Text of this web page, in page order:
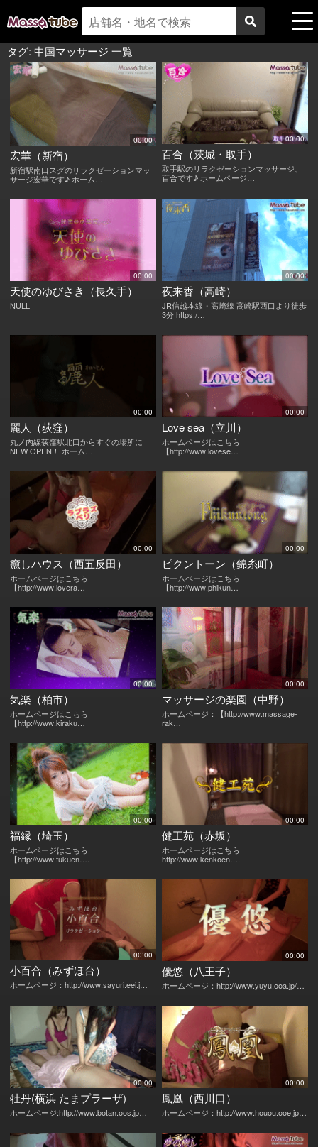
タグ: 中国マッサージ 一覧
00:00
宏華（新宿）
新宿駅南口スグのリラクゼーションマッ
サージ宏華です♪ ホーム…
00:00
百合（茨城・取手）
取手駅のリラクゼーションマッサージ、
百合です♪ ホームページ…
00:00
天使のゆびさき（長久手）
NULL
00:00
夜来香（高崎）
JR信越本線・高崎線 高崎駅西口より徒歩
3分 https:/…
00:00
麗人（荻窪）
丸ノ内線荻窪駅北口からすぐの場所に
NEW OPEN！ ホーム…
00:00
Love sea（立川）
ホームページはこちら
【http://www.lovese…
00:00
癒しハウス（西五反田）
ホームページはこちら
【http://www.lovera…
00:00
ピクントーン（錦糸町）
ホームページはこちら
【http://www.phikun…
00:00
気楽（柏市）
ホームページはこちら
【http://www.kiraku…
00:00
マッサージの楽園（中野）
ホームページ：【http://www.massage-
rak…
00:00
福縁（埼玉）
ホームページはこちら
【http://www.fukuen….
00:00
健工苑（赤坂）
ホームページはこちら
http://www.kenkoen….
00:00
小百合（みずほ台）
ホームページ：http://www.sayuri.eei.j…
00:00
優悠（八王子）
ホームページ：http://www.yuyu.ooa.jp/…
00:00
牡丹(横浜 たまプラーザ)
ホームページ:http://www.botan.oos.jp…
00:00
鳳凰（西川口）
ホームページ：http://www.houou.ooe.jp…